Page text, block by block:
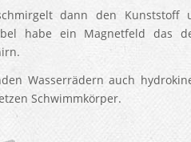
dann den Kunststoff
habe ein Magnetfeld das
Wasserrädern auch
Schwimmkörper.